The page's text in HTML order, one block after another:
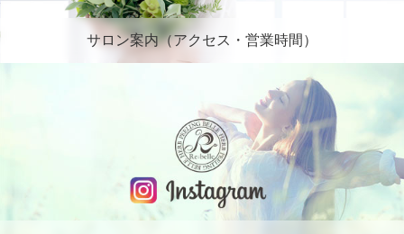
サロン案内（アクセス・営業時間）